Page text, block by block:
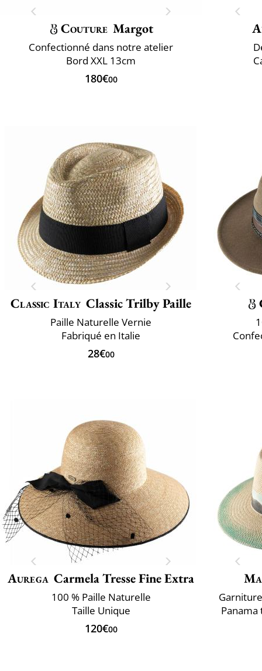
Couture Margot
Confectionné dans notre atelier
Bord XXL 13cm
180€00
Classic Italy Classic Trilby Paille
Paille Naturelle Vernie
Fabriqué en Italie
28€00
Aurega Carmela Tresse Fine Extra
100 % Paille Naturelle
Taille Unique
120€00
Panama